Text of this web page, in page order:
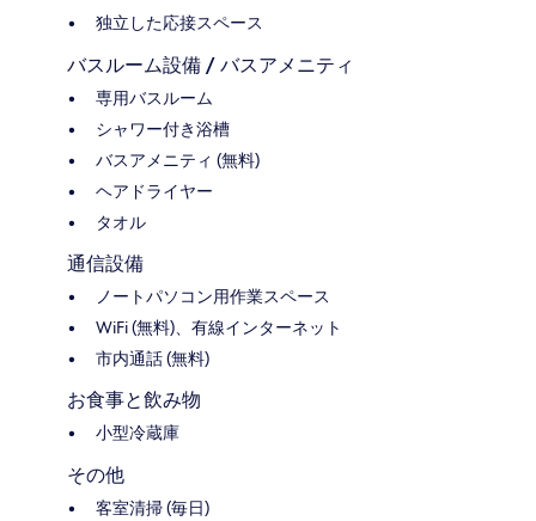
独立した応接スペース
バスルーム設備 / バスアメニティ
専用バスルーム
シャワー付き浴槽
バスアメニティ (無料)
ヘアドライヤー
タオル
通信設備
ノートパソコン用作業スペース
WiFi (無料)、有線インターネット
市内通話 (無料)
お食事と飲み物
小型冷蔵庫
その他
客室清掃 (毎日)